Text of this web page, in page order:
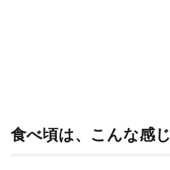
食べ頃は、こんな感じ